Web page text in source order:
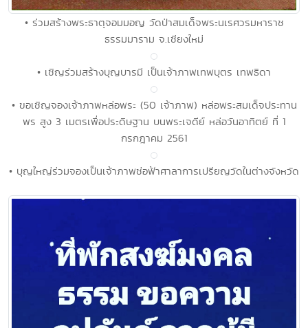
• ร่วมสร้างพระธาตุจอมมอญ วัดป่าสมเด็จพระนเรศวรมหาราช
• เชิญร่วมสร้างบุญบารมี เป็นเจ้าภาพเทพบุตร เทพธิดา
• ขอเชิญจองเจ้าภาพหล่อพระ (50 เจ้าภาพ) หล่อพระสมเด็จประทาน
พร สูง 3 เมตรเพื่อประดิษฐาน บนพระเจดีย์ หล่อวันอาทิตย์ ที่ 1
กรกฎาคม 2561